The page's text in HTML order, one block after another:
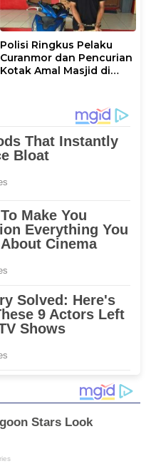
Polisi Ringkus Pelaku
Curanmor dan Pencurian
Kotak Amal Masjid di